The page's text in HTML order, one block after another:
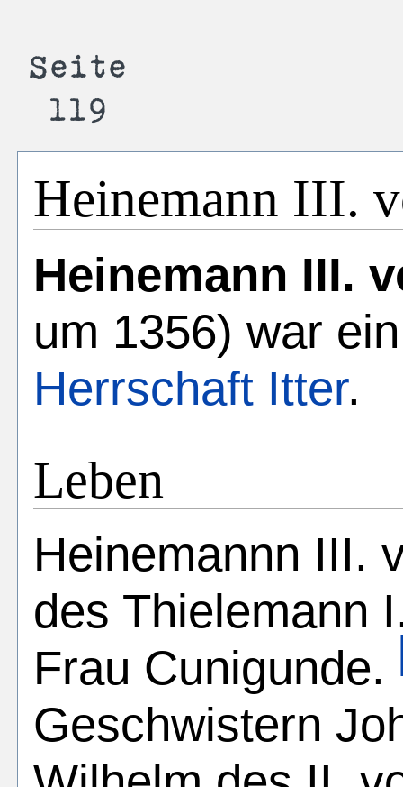
Heinemann III.
Heinemann III.
um 1356) war
Herrschaft Itter.
Leben
Heinemannn III.
des Thielemann
Frau Cunigunde.
Geschwistern